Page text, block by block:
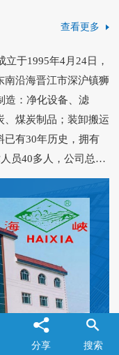

分享

搜索
查看更多
于1995年4月24日，
南沿海晋江市深沪镇狮
造：净化设备、滤
、煤炭制品；装卸搬运
已有30年历史，拥有
员40多人，公司总投
多万元，技术力量雄
淘而成，颗粒饱满、
而成，是经济、理想
年均对本产品进行质
含量＞96%，破碎率
灼烧减量＜0.5%，盐
含量＜0.1%，各项质
处理用滤料》标准。